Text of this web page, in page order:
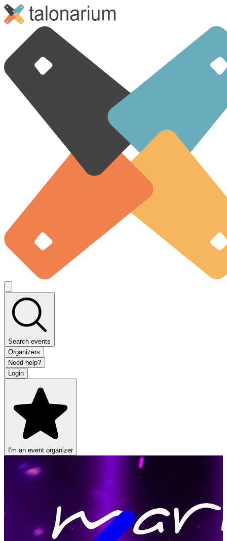
Search events
Organizers
Need help?
Login
I'm an event organizer